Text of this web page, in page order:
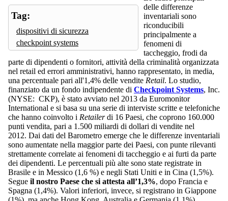
Tag:
dispositivi di sicurezza
checkpoint systems
delle differenze
inventariali sono
riconducibili
principalmente a
fenomeni di
taccheggio, frodi da
parte di dipendenti o fornitori, attività della criminalità organizzata
nel retail ed errori amministrativi, hanno rappresentato, in media,
una percentuale pari all'1,4% delle vendite Retail. Lo studio,
finanziato da un fondo indipendente di Checkpoint Systems, Inc.
(NYSE: CKP), è stato avviato nel 2013 da Euromonitor
International e si basa su una serie di interviste scritte e telefoniche
che hanno coinvolto i Retailerdi 16 Paesi, che coprono 160.000
punti vendita, pari a 1.500 miliardi di dollari di vendite nel
2012. Dai dati del Barometro emerge che le differenze inventariali
sono aumentate nella maggior parte dei Paesi, con punte rilevanti
strettamente correlate ai fenomeni di taccheggio e ai furti da parte
dei dipendenti. Le percentuali più alte sono state registrate in
Brasile e in Messico (1,6 %) e negli Stati Uniti e in Cina (1,5%).
Segue il nostro Paese che si attesta all’1,3%, dopo Francia e
Spagna (1,4%). Valori inferiori, invece, si registrano in Giappone